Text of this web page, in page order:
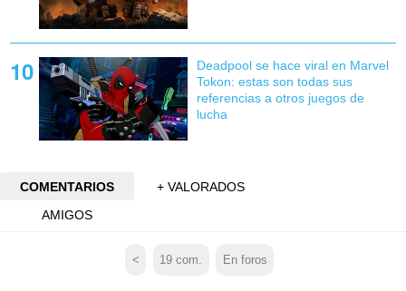
Deadpool se hace viral en Marvel
Tokon: estas son todas sus
referencias a otros juegos de
lucha
COMENTARIOS
+ VALORADOS
AMIGOS
< 19 com. En foros